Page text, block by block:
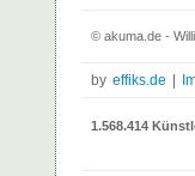
© akuma.de -
by effiks.de
1.568.414